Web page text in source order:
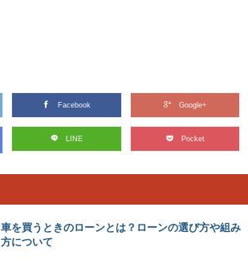
ペットボトルの乾燥を早くしたい！乾燥まで
の時間を短縮する方法
バスケ初心者の自主練におすすめのメニュー
と上達のポイント
Facebook Google+
LINE Pocket
車を買うときのローンとは？ローンの選び方や組み
方について